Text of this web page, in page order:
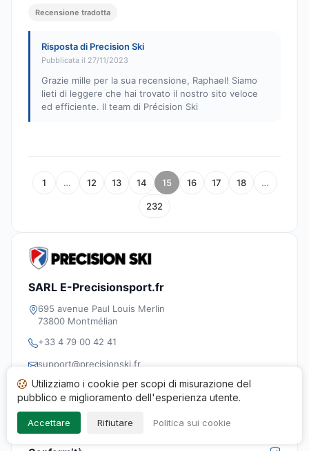
Recensione tradotta
Risposta di Precision Ski
Pubblicata il 27/11/2023
Grazie mille per la sua recensione, Raphael! Siamo
lieti di leggere che hai trovato il nostro sito veloce
ed efficiente. Il team di Précision Ski
1 … 12 13 14 15 16 17 18 …
232
SARL E-Precisionsport.fr
695 avenue Paul Louis Merlin
73800 Montmélian
+33 4 79 00 42 41
support@precisionski.fr
789 199 452 00010
Utilizziamo i cookie per scopi di misurazione del
pubblico e miglioramento dell'esperienza utente.
Accettare Rifiutare Politica sui cookie